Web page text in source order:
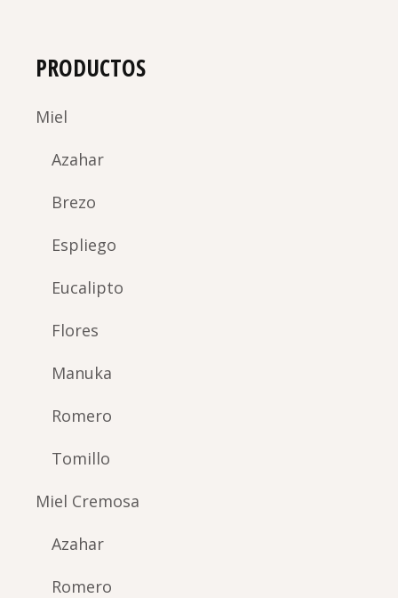
PRODUCTOS
Miel
Azahar
Brezo
Espliego
Eucalipto
Flores
Manuka
Romero
Tomillo
Miel Cremosa
Azahar
Romero